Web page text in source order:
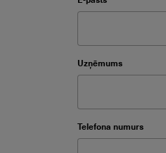
Please leave
Uzņēmums
Please leave
Telefona numurs